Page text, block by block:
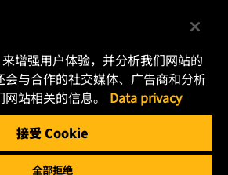
）有限公司
路168号
0400
增强用户体验，并分析我们网站的
与合作的社交媒体、广告商和分析
站相关的信息。
Data privacy
接受 Cookie
全部拒绝